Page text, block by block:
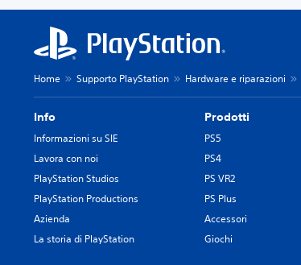
Home Supporto PlayStation Hardware e riparazioni
Info
Informazioni su SIE
Lavora con noi
PlayStation Studios
PlayStation Productions
Azienda
La storia di PlayStation
Prodotti
PS5
PS4
PS VR2
PS Plus
Accessori
Giochi